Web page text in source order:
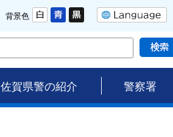
背景色
佐賀県警の紹介 警察署